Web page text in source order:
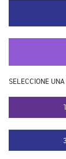
SELECCIONE UNA
1
3